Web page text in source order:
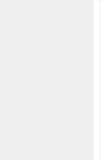
على اقتحام سبتة
المعادن الاستراتيجية
الكفاءة ويمنح الشباب
لصناعة الواقع؟
هو الأساس الوحيد لحل